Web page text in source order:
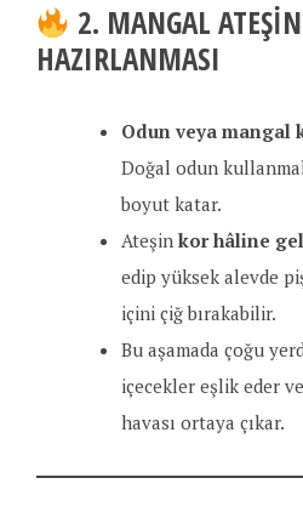
2. MANGAL
HAZIRLANMASI
Odun veya mangal
Doğal odun
boyut katar.
Ateşin kor hâline
edip yüksek alevde
içini çiğ bırakabilir.
Bu aşamada çoğu
içecekler eşlik eder
havası ortaya çıkar.